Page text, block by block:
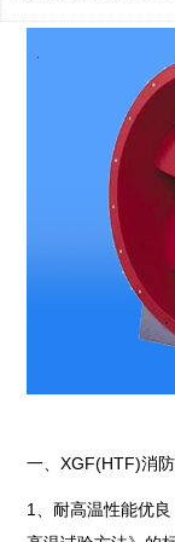
一、XGF(HTF)消
1、耐高温性能优